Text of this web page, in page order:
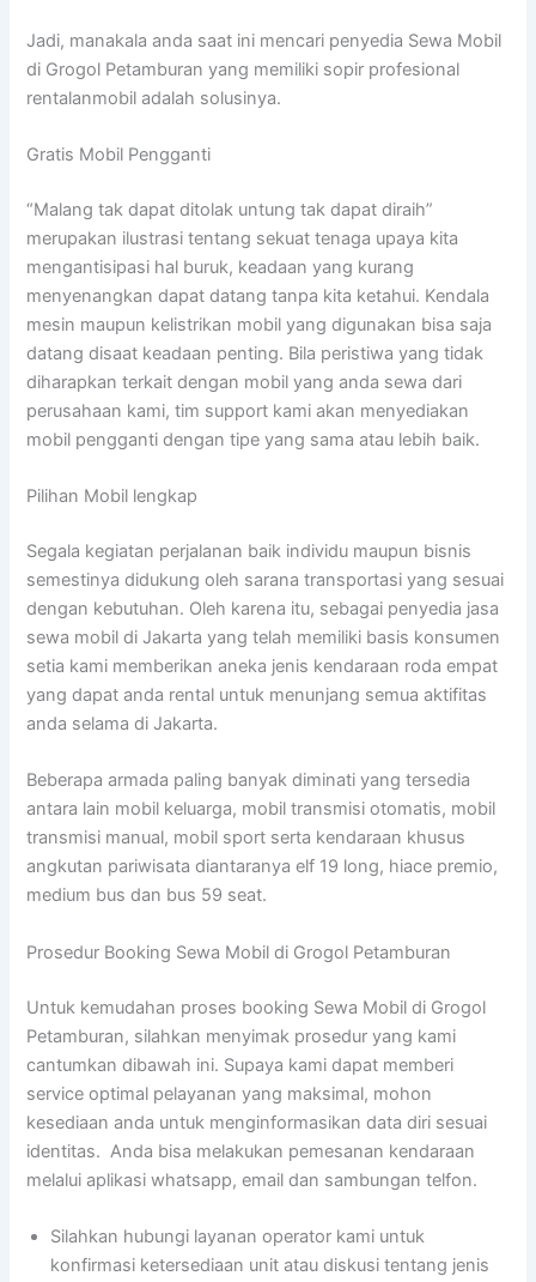
Jadi, manakala anda saat ini mencari penyedia Sewa Mobil
di Grogol Petamburan yang memiliki sopir profesional
rentalanmobil adalah solusinya.
Gratis Mobil Pengganti
“Malang tak dapat ditolak untung tak dapat diraih”
merupakan ilustrasi tentang sekuat tenaga upaya kita
mengantisipasi hal buruk, keadaan yang kurang
menyenangkan dapat datang tanpa kita ketahui. Kendala
mesin maupun kelistrikan mobil yang digunakan bisa saja
datang disaat keadaan penting. Bila peristiwa yang tidak
diharapkan terkait dengan mobil yang anda sewa dari
perusahaan kami, tim support kami akan menyediakan
mobil pengganti dengan tipe yang sama atau lebih baik.
Pilihan Mobil lengkap
Segala kegiatan perjalanan baik individu maupun bisnis
semestinya didukung oleh sarana transportasi yang sesuai
dengan kebutuhan. Oleh karena itu, sebagai penyedia jasa
sewa mobil di Jakarta yang telah memiliki basis konsumen
setia kami memberikan aneka jenis kendaraan roda empat
yang dapat anda rental untuk menunjang semua aktifitas
anda selama di Jakarta.
Beberapa armada paling banyak diminati yang tersedia
antara lain mobil keluarga, mobil transmisi otomatis, mobil
transmisi manual, mobil sport serta kendaraan khusus
angkutan pariwisata diantaranya elf 19 long, hiace premio,
medium bus dan bus 59 seat.
Prosedur Booking Sewa Mobil di Grogol Petamburan
Untuk kemudahan proses booking Sewa Mobil di Grogol
Petamburan, silahkan menyimak prosedur yang kami
cantumkan dibawah ini. Supaya kami dapat memberi
service optimal pelayanan yang maksimal, mohon
kesediaan anda untuk menginformasikan data diri sesuai
identitas. Anda bisa melakukan pemesanan kendaraan
melalui aplikasi whatsapp, email dan sambungan telfon.
Silahkan hubungi layanan operator kami untuk
konfirmasi ketersediaan unit atau diskusi tentang jenis